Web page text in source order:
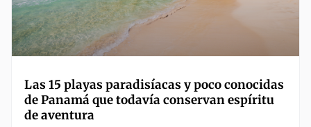
Las 15 playas paradisíacas y poco conocidas
de Panamá que todavía conservan espíritu
de aventura